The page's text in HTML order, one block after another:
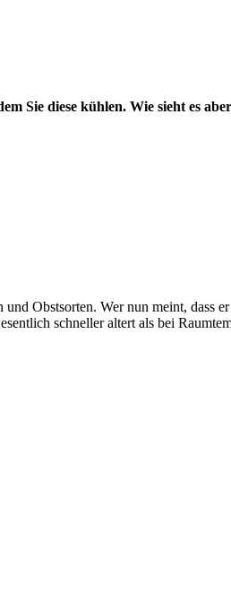
Sie diese kühlen. Wie sieht es
Obstsorten. Wer nun meint,
schneller altert als bei